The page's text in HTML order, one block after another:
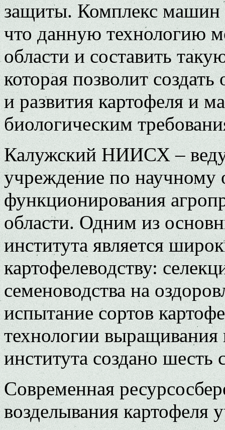
защиты. Комплекс машин
что данную технологию
области и составить
которая позволит
и развития картофеля и
биологическим
Калужский НИИСХ –
учреждение по научному
функционирования
области. Одним из
института является
картофелеводству:
семеноводства на
испытание сортов
технологии
института создано шесть
Современная
возделывания картофеля